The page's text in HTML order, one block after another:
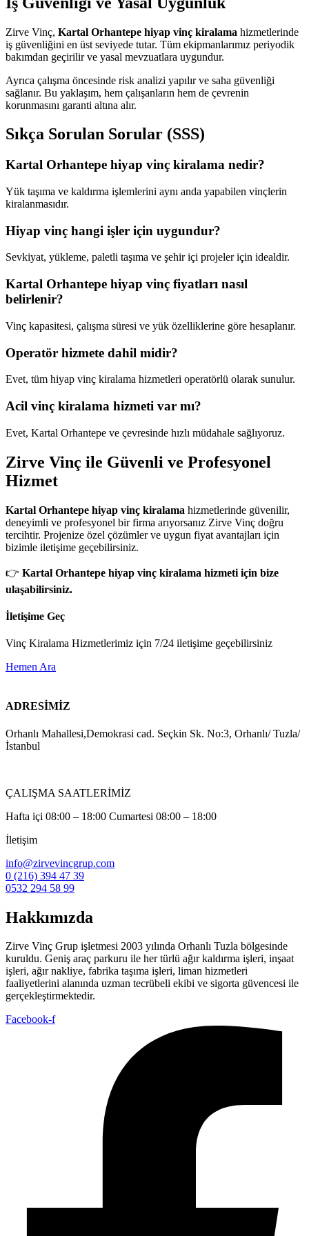
Zirve Vinç, Kartal Orhantepe hiyap vinç kiralama hizmetlerinde
iş güvenliğini en üst seviyede tutar. Tüm ekipmanlarımız periyodik
bakımdan geçirilir ve yasal mevzuatlara uygundur.
Ayrıca çalışma öncesinde risk analizi yapılır ve saha güvenliği
sağlanır. Bu yaklaşım, hem çalışanların hem de çevrenin
korunmasını garanti altına alır.
Sıkça Sorulan Sorular (SSS)
Kartal Orhantepe hiyap vinç kiralama nedir?
Yük taşıma ve kaldırma işlemlerini aynı anda yapabilen vinçlerin
kiralanmasıdır.
Hiyap vinç hangi işler için uygundur?
Sevkiyat, yükleme, paletli taşıma ve şehir içi projeler için idealdir.
Kartal Orhantepe hiyap vinç fiyatları nasıl
belirlenir?
Vinç kapasitesi, çalışma süresi ve yük özelliklerine göre hesaplanır.
Operatör hizmete dahil midir?
Evet, tüm hiyap vinç kiralama hizmetleri operatörlü olarak sunulur.
Acil vinç kiralama hizmeti var mı?
Evet, Kartal Orhantepe ve çevresinde hızlı müdahale sağlıyoruz.
Zirve Vinç ile Güvenli ve Profesyonel
Hizmet
Kartal Orhantepe hiyap vinç kiralama hizmetlerinde güvenilir,
deneyimli ve profesyonel bir firma arıyorsanız Zirve Vinç doğru
tercihtir. Projenize özel çözümler ve uygun fiyat avantajları için
bizimle iletişime geçebilirsiniz.
👉 Kartal Orhantepe hiyap vinç kiralama hizmeti için bize
ulaşabilirsiniz.
İletişime Geç
Vinç Kiralama Hizmetlerimiz için 7/24 iletişime geçebilirsiniz
Hemen Ara
ADRESİMİZ
Orhanlı Mahallesi,Demokrasi cad. Seçkin Sk. No:3, Orhanlı/ Tuzla/
İstanbul
ÇALIŞMA SAATLERİMİZ
Hafta içi 08:00 – 18:00 Cumartesi 08:00 – 18:00
İletişim
info@zirvevincgrup.com
0 (216) 394 47 39
0532 294 58 99
Hakkımızda
Zirve Vinç Grup işletmesi 2003 yılında Orhanlı Tuzla bölgesinde
kuruldu. Geniş araç parkuru ile her türlü ağır kaldırma işleri, inşaat
işleri, ağır nakliye, fabrika taşıma işleri, liman hizmetleri
faaliyetlerini alanında uzman tecrübeli ekibi ve sigorta güvencesi ile
gerçekleştirmektedir.
Facebook-f